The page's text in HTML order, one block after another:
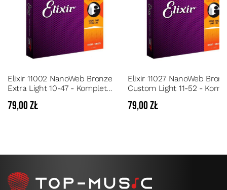
Elixir 11002 NanoWeb Bronze
Extra Light 10-47 - Komplet
przedłużonej żywotności
79,00 zł
Elixir 11027 NanoWeb
Custom Light 11-52 -
przedłużonej żywotności
79,00 zł